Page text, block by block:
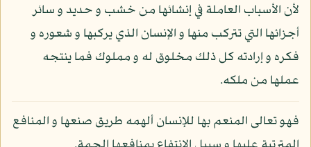
لأن الأسباب العاملة في إنشائها من خشب و حديد و سائر
أجزائها التي تتركب منها و الإنسان الذي يركبها و شعوره و
فكره و إرادته كل ذلك مخلوق له و مملوك فما ينتجه
عملها من ملكه.
فهو تعالى المنعم بها للإنسان ألهمه طريق صنعها و المنافع